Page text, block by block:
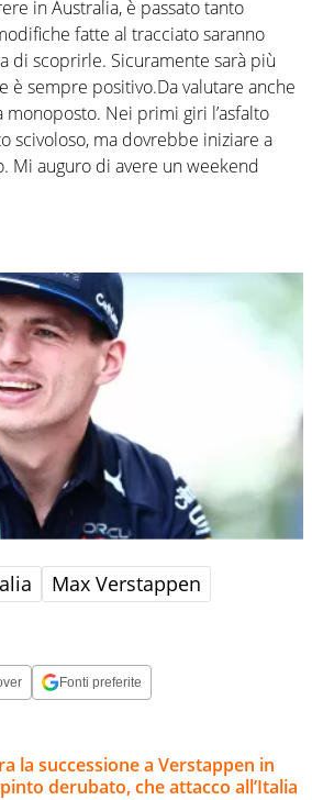
in Australia, è passato tanto
fatte al tracciato saranno
di scoprirle. Sicuramente sarà più
è sempre positivo.Da valutare anche
Nei primi giri l’asfalto
scivoloso, ma dovrebbe iniziare a
Mi auguro di avere un weekend
Max Verstappen
Fonti preferite
la successione a Verstappen in
derubato, che attacco all’Italia